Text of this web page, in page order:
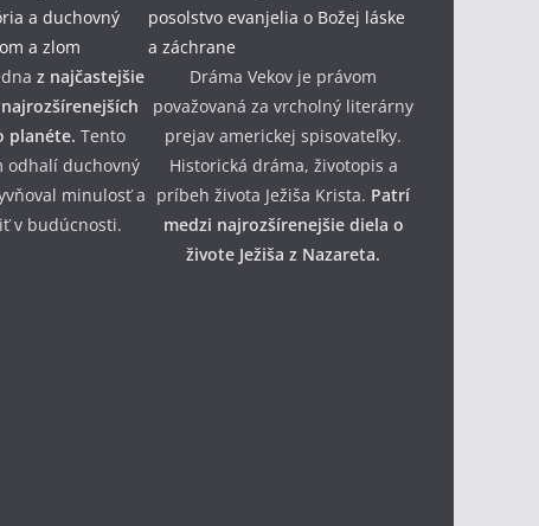
z najčastejšie
planéte. Tento
odhalí duchovný
minulosť a
v budúcnosti.
Dráma Vekov je právom
považovaná za vrcholný literárny
prejav americkej spisovateľky.
Historická dráma, životopis a
príbeh života Ježiša Krista. Patrí
medzi najrozšírenejšie diela o
živote Ježiša z Nazareta.